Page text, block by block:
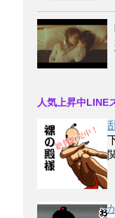
人気上昇中LINE